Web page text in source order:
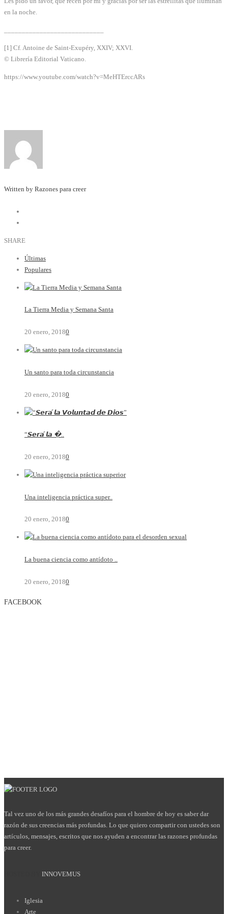
en la noche.
[1] Cf. Antoine de Saint-Exupéry, XXIV; XXVI.
© Librería Editorial Vaticano.
https://www.youtube.com/watch?v=MeHTErccARs
Written by Razones para creer
SHARE
Últimas
Populares
La Tierra Media y Semana Santa
20 enero, 20180
Un santo para toda circunstancia
20 enero, 20180
“𝙎𝙚𝙧𝙖́ 𝙡𝙖 �..
20 enero, 20180
Una inteligencia práctica super..
20 enero, 20180
La buena ciencia como antídoto ..
20 enero, 20180
FACEBOOK
Tal vez uno de los más grandes desafíos para el hombre de hoy es saber dar
razón de sus creencias más profundas. Lo que quiero compartir con ustedes son
artículos, mensajes, escritos que nos ayuden a encontrar las razones profundas
para creer.
INNOVEMUS
Iglesia
Arte